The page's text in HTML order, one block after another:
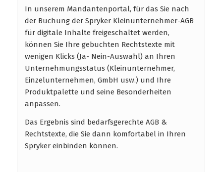
In unserem Mandantenportal, für das Sie nach
der Buchung der Spryker Kleinunternehmer-AGB
für digitale Inhalte freigeschaltet werden,
können Sie Ihre gebuchten Rechtstexte mit
wenigen Klicks (Ja- Nein-Auswahl) an Ihren
Unternehmungsstatus (Kleinunternehmer,
Einzelunternehmen, GmbH usw.) und Ihre
Produktpalette und seine Besonderheiten
anpassen.
Das Ergebnis sind bedarfsgerechte AGB &
Rechtstexte, die Sie dann komfortabel in Ihren
Spryker einbinden können.